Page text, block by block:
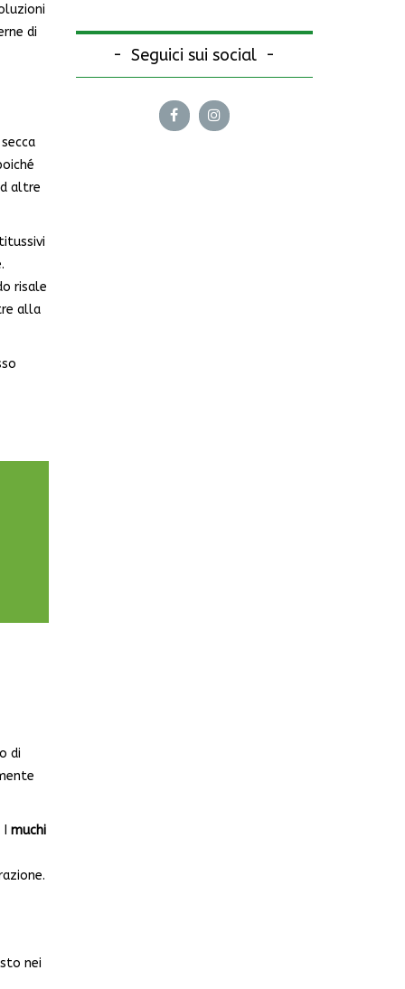
di
altre
risale
alla
di
muchi
nei
Seguici sui social